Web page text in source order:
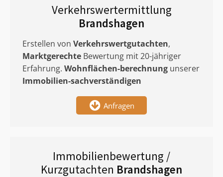
Verkehrswertermittlung
Brandshagen
Erstellen von Verkehrswertgutachten,
Marktgerechte Bewertung mit 20-jähriger
Erfahrung. Wohnflächen-berechnung unserer
Immobilien-sachverständigen
Anfragen
Immobilienbewertung /
Kurzgutachten Brandshagen